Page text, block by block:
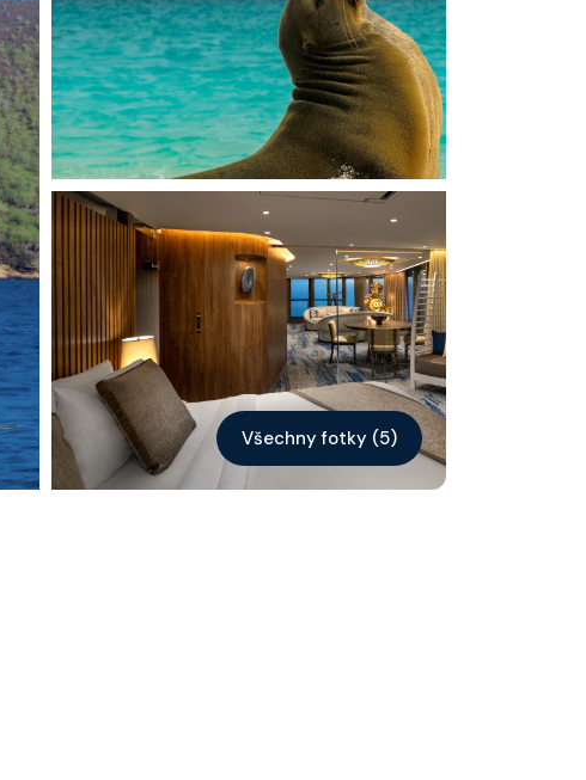
Kontakt
Vyhledat plavbu
Všechny fotky (5)